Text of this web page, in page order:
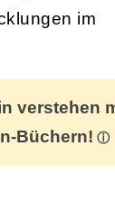
im
verstehen
Büchern!